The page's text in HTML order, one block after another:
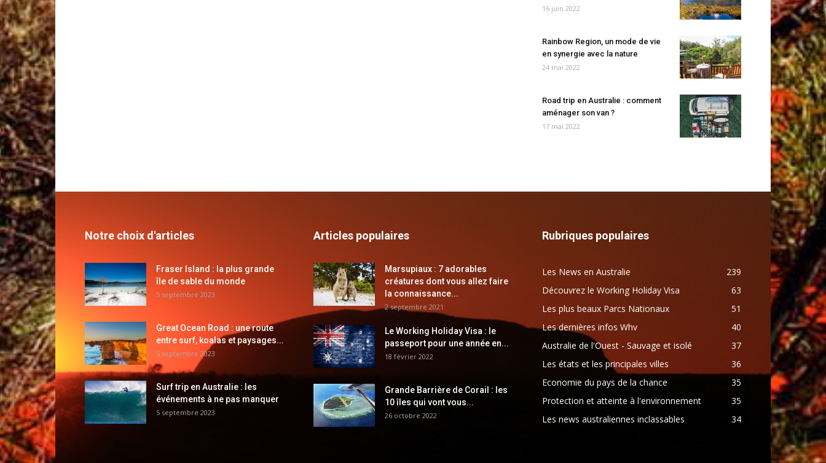
16 juin 2022
Rainbow Region, un mode de vie
en synergie avec la nature
24 mai 2022
Road trip en Australie : comment
aménager son van ?
17 mai 2022
Notre choix d'articles
Fraser Island : la plus grande
île de sable du monde
5 septembre 2023
Great Ocean Road : une route
entre surf, koalas et paysages...
5 septembre 2023
Surf trip en Australie : les
événements à ne pas manquer
5 septembre 2023
Articles populaires
Marsupiaux : 7 adorables
créatures dont vous allez faire
la connaissance...
2 septembre 2021
Le Working Holiday Visa : le
passeport pour une année en...
18 février 2022
Grande Barrière de Corail : les
10 îles qui vont vous...
26 octobre 2022
Rubriques populaires
Les News en Australie
239
Découvrez le Working Holiday Visa
63
Les plus beaux Parcs Nationaux
51
Les dernières infos Whv
40
Australie de l'Ouest - Sauvage et isolé
37
Les états et les principales villes
36
Economie du pays de la chance
35
Protection et atteinte à l'environnement
35
Les news australiennes inclassables
34